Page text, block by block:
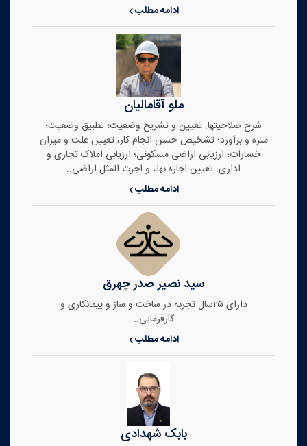
ادامه مطلب
ملو آقامالیان
شرح صلاحیتها: تعیین و تشریح وضعیت؛‌ تطبیق وضعیت؛
متره و برآورد؛ تشخیص حسن انجام کار، تعیین علت و میزان
خسارات؛ ارزیابی اراضی مسکونی؛ ارزیابی املاک تجاری و
اداری. تعیین اجاره بهاء و اجرت المثل اراضی..
ادامه مطلب
سید نصیر صدر چهرق
دارای ۲۵سال تجربه در ساخت و ساز و پیمانکاری و
کارفرمایی..
ادامه مطلب
بابک شهدادی